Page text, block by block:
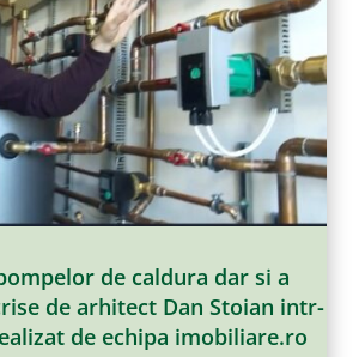
de caldura dar si a
de arhitect Dan Stoian intr-
de echipa imobiliare.ro